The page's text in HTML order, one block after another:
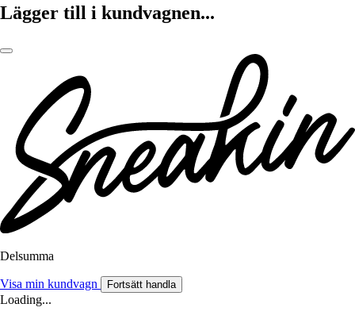
Lägger till i kundvagnen...
Delsumma
Visa min kundvagn Fortsätt handla
Loading...